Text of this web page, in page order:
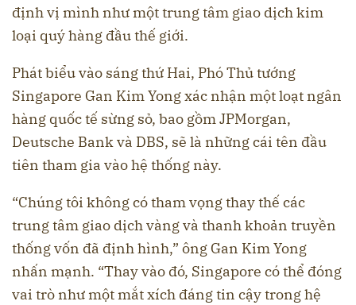
định vị mình như một trung tâm giao dịch kim
loại quý hàng đầu thế giới.
Phát biểu vào sáng thứ Hai, Phó Thủ tướng
Singapore Gan Kim Yong xác nhận một loạt ngân
hàng quốc tế sừng sỏ, bao gồm JPMorgan,
Deutsche Bank và DBS, sẽ là những cái tên đầu
tiên tham gia vào hệ thống này.
“Chúng tôi không có tham vọng thay thế các
trung tâm giao dịch vàng và thanh khoản truyền
thống vốn đã định hình,” ông Gan Kim Yong
nhấn mạnh. “Thay vào đó, Singapore có thể đóng
vai trò như một mắt xích đáng tin cậy trong hệ